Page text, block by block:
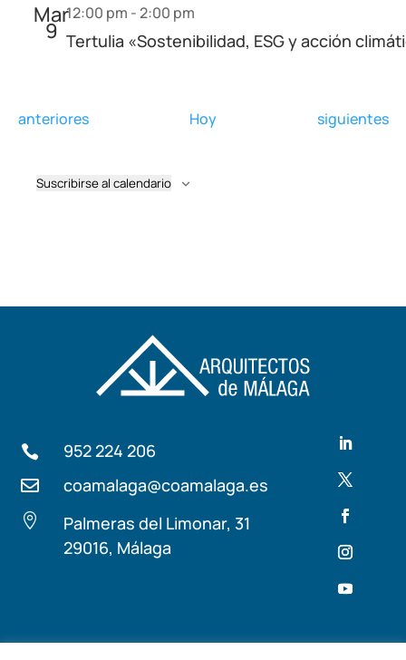
Mar
9
12:00 pm -2:00 pm
Tertulia «Sostenibilidad, ESG y acción
Eventos
anteriores Hoy Eventos
siguientes
Suscribirse al calendario
 952 224 206
 coamalaga@coamalaga.es

Palmeras del Limonar, 31
29016, Málaga
Términos y condiciones